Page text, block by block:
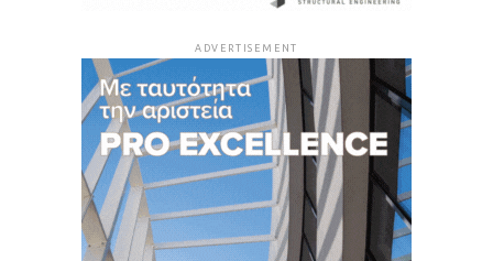
ADVERTISEMENT